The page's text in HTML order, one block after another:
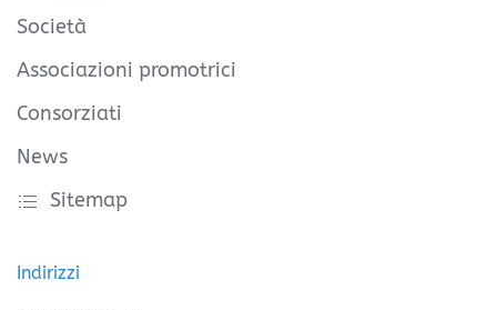
Società
Associazioni promotrici
Consorziati
News
Sitemap
Indirizzi